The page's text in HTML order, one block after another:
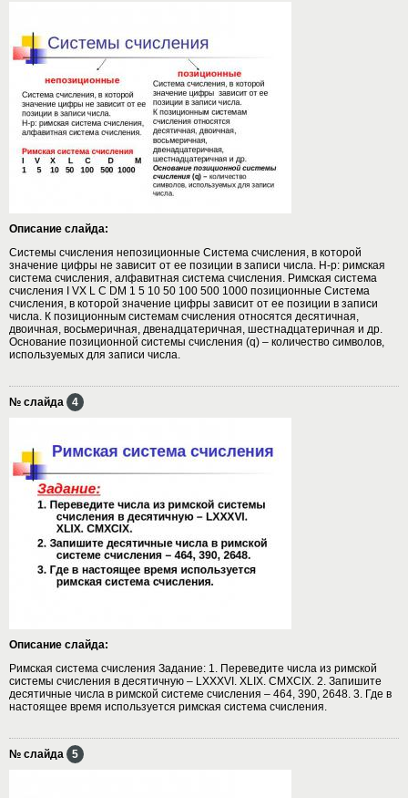
Описание слайда:
Системы счисления непозиционные Система счисления, в которой
значение цифры не зависит от ее позиции в записи числа. Н-р: римская
система счисления, алфавитная система счисления. Римская система
счисления I VX L C DM 1 5 10 50 100 500 1000 позиционные Система
счисления, в которой значение цифры зависит от ее позиции в записи
числа. К позиционным системам счисления относятся десятичная,
двоичная, восьмеричная, двенадцатеричная, шестнадцатеричная и др.
Основание позиционной системы счисления (q) – количество символов,
используемых для записи числа.
№ слайда 4
Описание слайда:
Римская система счисления Задание: 1. Переведите числа из римской
системы счисления в десятичную – LXXXVI. XLIX. CMXCIX. 2. Запишите
десятичные числа в римской системе счисления – 464, 390, 2648. 3. Где в
настоящее время используется римская система счисления.
№ слайда 5